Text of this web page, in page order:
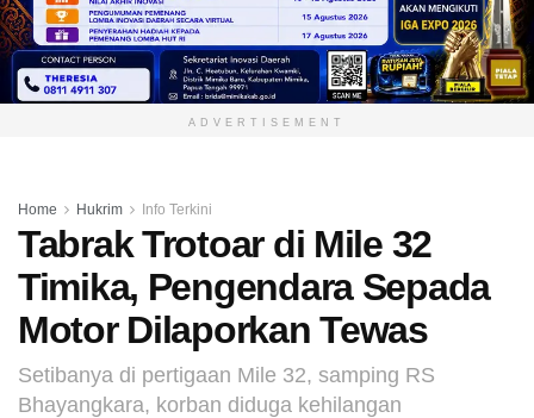
ADVERTISEMENT
Home Hukrim Info Terkini
Tabrak Trotoar di Mile 32
Timika, Pengendara Sepada
Motor Dilaporkan Tewas
Setibanya di pertigaan Mile 32, samping RS
Bhayangkara, korban diduga kehilangan